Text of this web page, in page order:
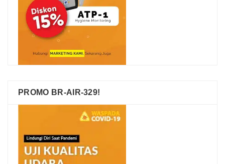
PROMO BR-AIR-329!